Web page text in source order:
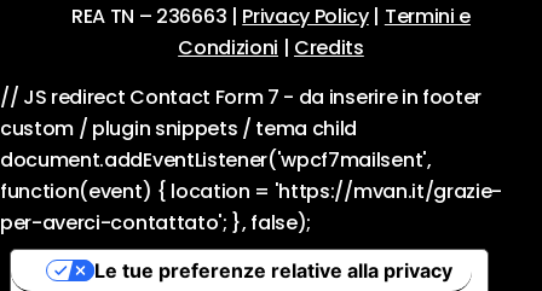
REA TN – 236663 | Privacy Policy| Termini e
Condizioni | Credits
// JS redirect Contact Form 7 - da inserire in footer
custom / plugin snippets / tema child
document.addEventListener('wpcf7mailsent',
function(event) { location = 'https://mvan.it/grazie-
per-averci-contattato'; }, false);
Le tue preferenze relative alla privacy